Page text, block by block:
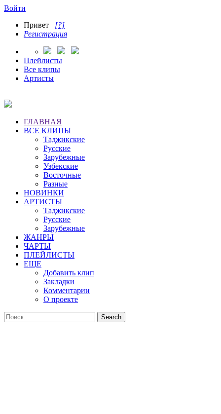
Войти
Привет [?]
Регистрация
Плейлисты
Все клипы
Артисты
ГЛАВНАЯ
ВСЕ КЛИПЫ
Таджикские
Русские
Зарубежные
Узбекские
Восточные
Разные
НОВИНКИ
АРТИСТЫ
Таджикские
Русские
Зарубежные
ЖАНРЫ
ЧАРТЫ
ПЛЕЙЛИСТЫ
ЕЩЕ
Добавить клип
Закладки
Комментарии
О проекте